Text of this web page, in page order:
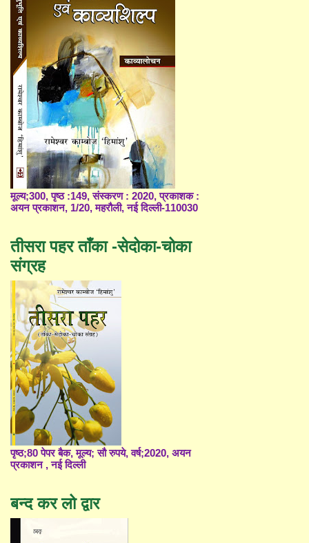
मूल्य;300, पृष्ठ :149, संस्करण : 2020, प्रकाशक :
अयन प्रकाशन, 1/20, महरौली, नई दिल्ली-110030
तीसरा पहर ताँका -सेदोका-चोका
संग्रह
पृष्ठ;80 पेपर बैक, मूल्य; सौ रुपये, वर्ष;2020, अयन
प्रकाशन , नई दिल्ली
बन्द कर लो द्वार